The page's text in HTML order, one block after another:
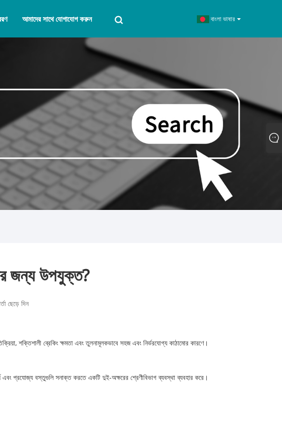
আমাদের সাথে যোগাযোগ করুন বাংলা ভাষার
জন্য উপযুক্ত?
ছেড়ে দিন
শক্তিশালী ব্রেকিং ক্ষমতা এবং তুলনামূলকভাবে সহজ এবং নির্ভরযোগ্য কাঠামোর কারণে।
এবং প্রযোজ্য বস্তুগুলি সনাক্ত করতে একটি দুই-অক্ষরের শ্রেণীবিভাগ ব্যবস্থা ব্যবহার করে।